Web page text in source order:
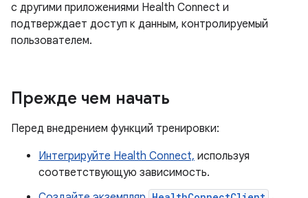
с другими приложениями Health Connect и
подтверждает доступ к данным, контролируемый
пользователем.
Прежде чем начать
Перед внедрением функций тренировки:
Интегрируйте Health Connect, используя
соответствующую зависимость.